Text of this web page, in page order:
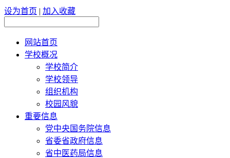
设为首页 | 加入收藏
网站首页
学校概况
学校简介
学校领导
组织机构
校园风貌
重要信息
党中央国务院信息
省委省政府信息
省中医药局信息